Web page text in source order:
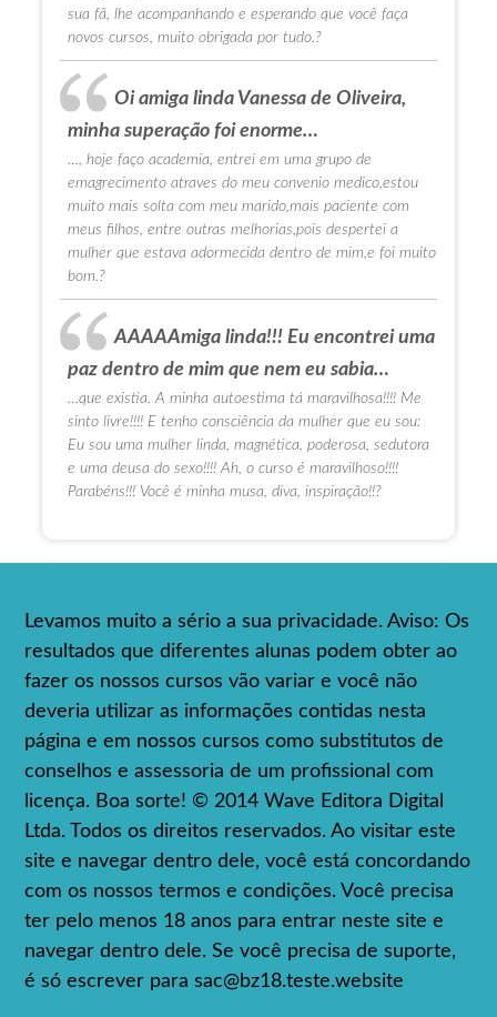
sua fã, lhe acompanhando e esperando que você faça
novos cursos, muito obrigada por tudo.?
Oi amiga linda Vanessa de Oliveira,
minha superação foi enorme…
…, hoje faço academia, entrei em uma grupo de
emagrecimento atraves do meu convenio medico,estou
muito mais solta com meu marido,mais paciente com
meus filhos, entre outras melhorias,pois despertei a
mulher que estava adormecida dentro de mim,e foi muito
bom.?
AAAAAmiga linda!!! Eu encontrei uma
paz dentro de mim que nem eu sabia…
…que existia. A minha autoestima tá maravilhosa!!!! Me
sinto livre!!!! E tenho consciência da mulher que eu sou:
Eu sou uma mulher linda, magnética, poderosa, sedutora
e uma deusa do sexo!!!! Ah, o curso é maravilhoso!!!!
Parabéns!!! Você é minha musa, diva, inspiração!!?
Levamos muito a sério a sua privacidade. Aviso: Os
resultados que diferentes alunas podem obter ao
fazer os nossos cursos vão variar e você não
deveria utilizar as informações contidas nesta
página e em nossos cursos como substitutos de
conselhos e assessoria de um profissional com
licença. Boa sorte! © 2014 Wave Editora Digital
Ltda. Todos os direitos reservados. Ao visitar este
site e navegar dentro dele, você está concordando
com os nossos termos e condições. Você precisa
ter pelo menos 18 anos para entrar neste site e
navegar dentro dele. Se você precisa de suporte,
é só escrever parasac@bz18.teste.website